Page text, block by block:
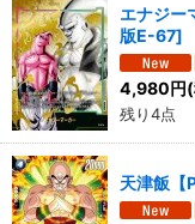
エナジー
版E-67]
4,980円
残り4点
天津飯【